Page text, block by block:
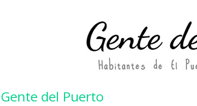
Gente del Puerto